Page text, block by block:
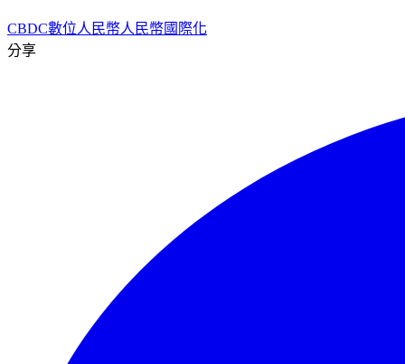
CBDC數位人民幣人民幣國際化
分享